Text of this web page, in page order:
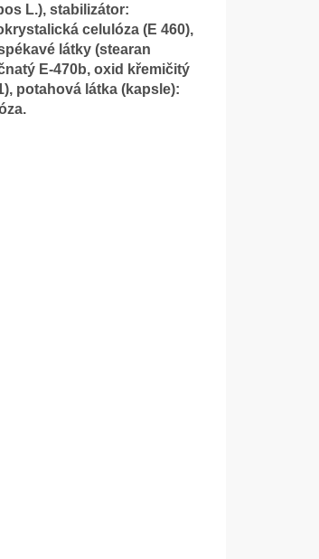
L.), stabilizátor:
celulóza (E 460),
látky (stearan
E-470b, oxid křemičitý
potahová látka (kapsle):